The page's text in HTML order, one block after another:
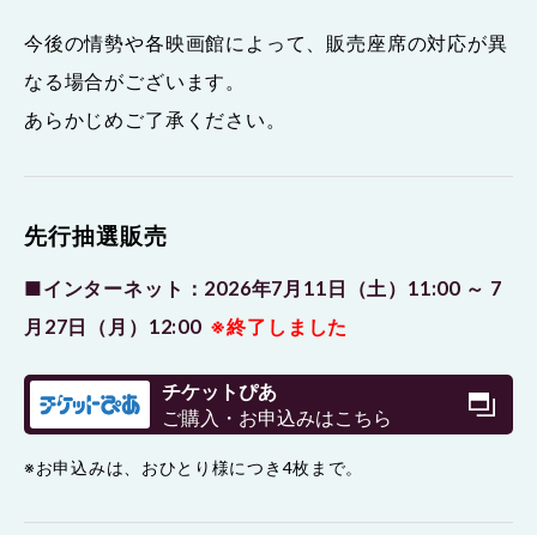
今後の情勢や各映画館によって、販売座席の対応が異
なる場合がございます。
あらかじめご了承ください。
先行抽選販売
■インターネット：2026年7月11日（土）11:00 ～ 7
月27日（月）12:00 ※終了しました
チケットぴあ
ご購入・お申込みはこちら
※お申込みは、おひとり様につき4枚まで。